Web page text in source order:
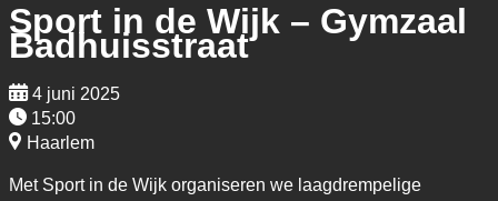
Sport in de Wijk – Gymzaal
Badhuisstraat
4 juni 2025
15:00
Haarlem
Met Sport in de Wijk organiseren we laagdrempelige